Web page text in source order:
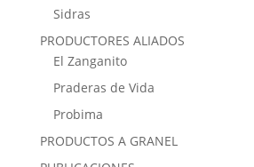
Sidras
PRODUCTORES ALIADOS
El Zanganito
Praderas de Vida
Probima
PRODUCTOS A GRANEL